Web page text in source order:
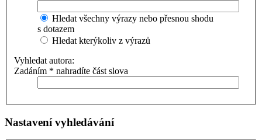
Hledat všechny výrazy nebo přesnou shodu
s dotazem
Hledat kterýkoliv z výrazů
Vyhledat autora:
Zadáním * nahradíte část slova
Nastavení vyhledávání